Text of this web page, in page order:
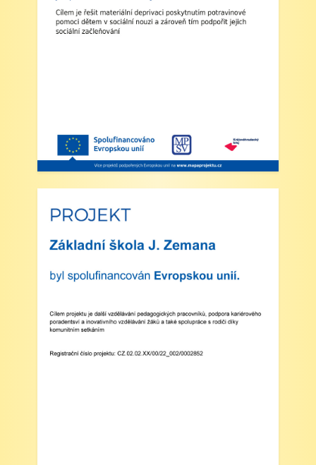
2. Výuka: Od úterý 2. září 2025 bude probíhat
výuka denně od 8:00 do 11:25 hodin.
schválenou přihláškou do ŠD).
5. Projekt „Obědy do škol“: Zákonní zástupci
žáků, kteří budou do projektu zapojeni,
předloží škole platné potvrzení z Úřadu práce o
pobírání dávek hmotné nouze. Tito zákonní
zástupci budou dne 2. září 2025 kontaktováni
V Náchodě dne 20. srpna 2025 Ing. Ivo
Zveřejněno: 29.5.2025